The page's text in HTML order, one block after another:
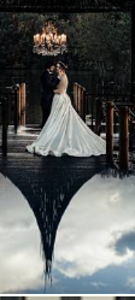
79